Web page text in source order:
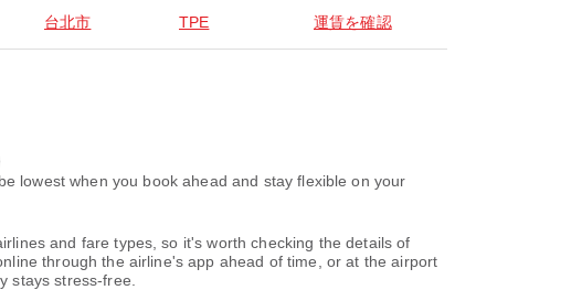
台北市 TPE 運賃を確認
lowest when you book ahead and stay flexible on your
and fare types, so it's worth checking the details of
through the airline's app ahead of time, or at the airport
stays stress-free.